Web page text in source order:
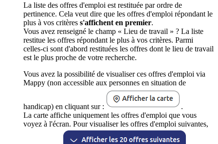
La liste des offres d'emploi est restituée par ordre de
pertinence. Cela veut dire que les offres d'emploi répondant le
plus à vos critères s'affichent en premier.
Vous avez renseigné le champ « Lieu de travail » ? La liste
restitue les offres répondant le plus à vos critères. Parmi
celles-ci sont d'abord restituées les offres dont le lieu de travail
est le plus proche de votre recherche.
Vous avez la possibilité de visualiser ces offres d'emploi via
Mappy (non accessible aux personnes en situation de
handicap) en cliquant sur :
.
La carte affiche uniquement les offres d'emploi que vous
voyez à l'écran. Pour visualiser les offres d'emploi suivantes,